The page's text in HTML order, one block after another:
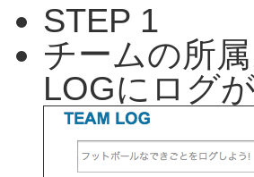
STEP 1
チームの所
LOGにログ